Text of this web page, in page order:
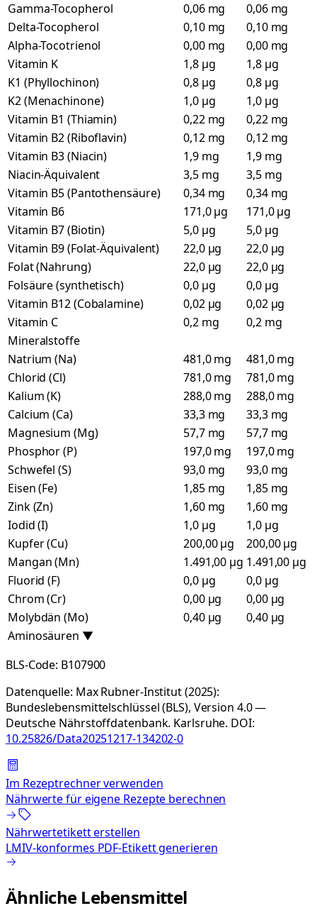
Gamma-Tocopherol
0,06 mg
0,06 mg
Delta-Tocopherol
0,10 mg
0,10 mg
Alpha-Tocotrienol
0,00 mg
0,00 mg
Vitamin K
1,8 µg
1,8 µg
K1 (Phyllochinon)
0,8 µg
0,8 µg
K2 (Menachinone)
1,0 µg
1,0 µg
Vitamin B1 (Thiamin)
0,22 mg
0,22 mg
Vitamin B2 (Riboflavin)
0,12 mg
0,12 mg
Vitamin B3 (Niacin)
1,9 mg
1,9 mg
Niacin-Äquivalent
3,5 mg
3,5 mg
Vitamin B5 (Pantothensäure)
0,34 mg
0,34 mg
Vitamin B6
171,0 µg
171,0 µg
Vitamin B7 (Biotin)
5,0 µg
5,0 µg
Vitamin B9 (Folat-Äquivalent)
22,0 µg
22,0 µg
Folat (Nahrung)
22,0 µg
22,0 µg
Folsäure (synthetisch)
0,0 µg
0,0 µg
Vitamin B12 (Cobalamine)
0,02 µg
0,02 µg
Vitamin C
0,2 mg
0,2 mg
Mineralstoffe
Natrium (Na)
481,0 mg
481,0 mg
Chlorid (Cl)
781,0 mg
781,0 mg
Kalium (K)
288,0 mg
288,0 mg
Calcium (Ca)
33,3 mg
33,3 mg
Magnesium (Mg)
57,7 mg
57,7 mg
Phosphor (P)
197,0 mg
197,0 mg
Schwefel (S)
93,0 mg
93,0 mg
Eisen (Fe)
1,85 mg
1,85 mg
Zink (Zn)
1,60 mg
1,60 mg
Iodid (I)
1,0 µg
1,0 µg
Kupfer (Cu)
200,00 µg
200,00 µg
Mangan (Mn)
1.491,00 µg 1.491,00 µg
Fluorid (F)
0,0 µg
0,0 µg
Chrom (Cr)
0,00 µg
0,00 µg
Molybdän (Mo)
0,40 µg
0,40 µg
Aminosäuren ▼
BLS-Code: B107900
Datenquelle: Max Rubner-Institut (2025):
Bundeslebensmittelschlüssel (BLS), Version 4.0 —
Deutsche Nährstoffdatenbank. Karlsruhe. DOI:
10.25826/Data20251217-134202-0
Im Rezeptrechner verwenden
Nährwerte für eigene Rezepte berechnen
Nährwertetikett erstellen
LMIV-konformes PDF-Etikett generieren
Ähnliche Lebensmittel